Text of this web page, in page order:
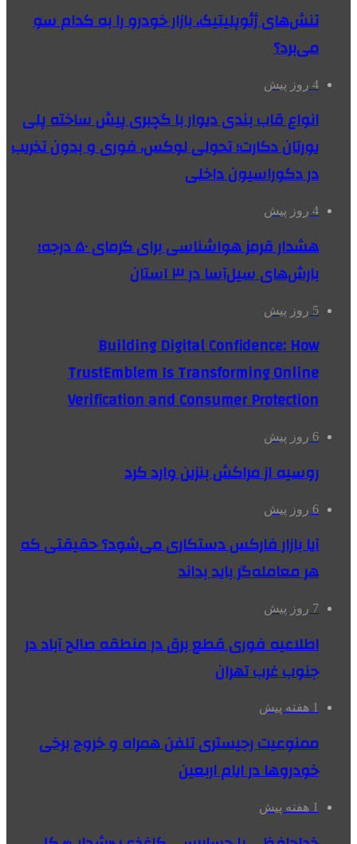
تنش‌های ژئوپلیتیک، بازار خودرو را به کدام سو
می‌برد؟
4 روز پیش
انواع قاب بندی دیوار با گچبری پیش ساخته پلی
یورتان دکارت؛ تحولی لوکس، فوری و بدون تخریب
در دکوراسیون داخلی
4 روز پیش
هشدار قرمز هواشناسی برای گرمای ۵۰ درجه؛
بارش‌های سیل‌آسا در ۳ استان
5 روز پیش
Building Digital Confidence: How
TrustEmblem Is Transforming Online
Verification and Consumer Protection
6 روز پیش
روسیه از مراکش بنزین وارد کرد
6 روز پیش
آیا بازار فارکس دستکاری می‌شود؟ حقیقتی که
هر معامله‌گر باید بداند
7 روز پیش
اطلاعیه فوری قطع برق در منطقه صالح آباد در
جنوب غرب تهران
1 هفته پیش
ممنوعیت رجیستری تلفن همراه و خروج برخی
خودروها در ایام اربعین
1 هفته پیش